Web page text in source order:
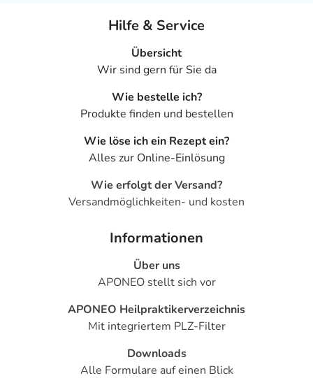
- Ungewöhnliche Träume
- Delirium (Verwirrtheit)
- Aufmerksamkeitsdefizit-Störung (ADS)
- Halluzinationen
- Stimmungsschwankungen
- Persönlichkeitsveränderungen
- Selbstmordgedanken
- Sprachstörungen
- Missempfindungen, wie:
- Brennen auf der Haut
- Verminderte Berührungsempfindlichkeit
Hilfe & Service
Übersicht
Wir sind gern für Sie da
Wie bestelle ich?
Produkte finden und bestellen
Wie löse ich ein Rezept ein?
Alles zur Online-Einlösung
Wie erfolgt der Versand?
Versandmöglichkeiten- und kosten
Informationen
Über uns
APONEO stellt sich vor
APONEO Heilpraktikerverzeichnis
Mit integriertem PLZ-Filter
Downloads
Alle Formulare auf einen Blick